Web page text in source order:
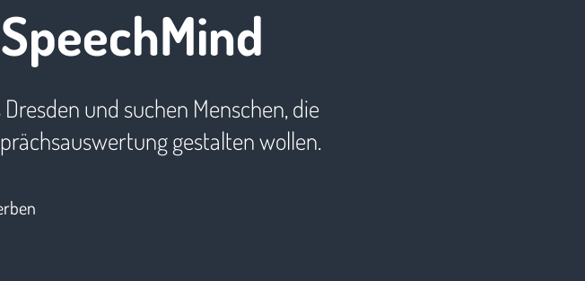
SpeechMind
und suchen Menschen, die
gestalten wollen.